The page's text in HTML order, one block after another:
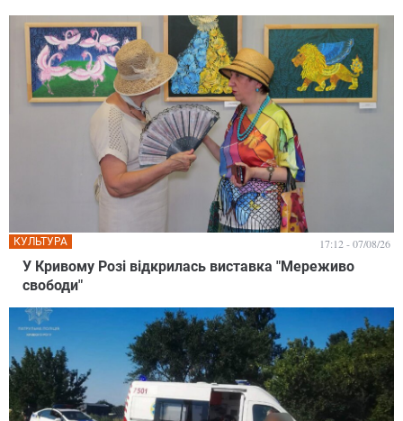
У Кривому Розі відкрилась виставка "Мереживо
свободи"
КУЛЬТУРА 17:12 - 07/08/26